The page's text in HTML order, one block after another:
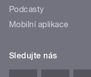
Podcasty
Mobilní aplikace
Sledujte nás